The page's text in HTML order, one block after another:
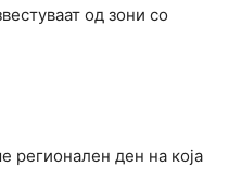
од зони со
ден на која